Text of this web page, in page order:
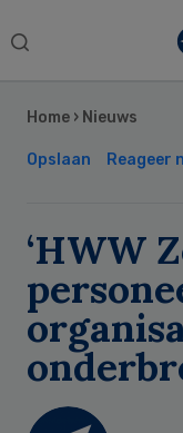
Search
Home › Nieuws
Opslaan Reageer
‘HWW
Sidebar